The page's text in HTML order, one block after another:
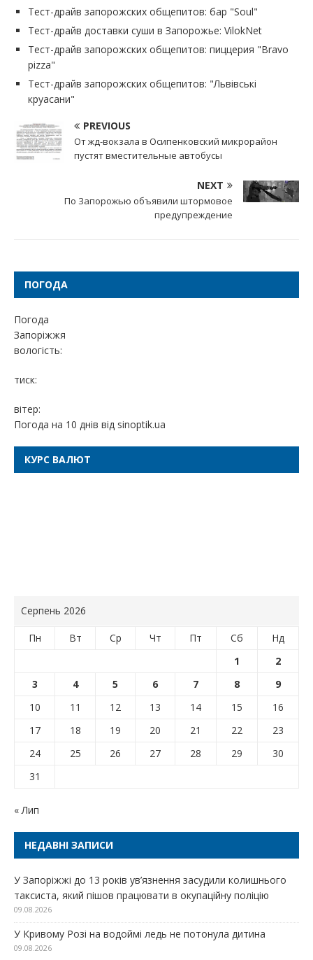
Тест-драйв запорожских общепитов: бар "Soul"
Тест-драйв доставки суши в Запорожье: VilokNet
Тест-драйв запорожских общепитов: пиццерия "Bravo
pizza"
Тест-драйв запорожских общепитов: "Львівські
круасани"
PREVIOUS
От жд-вокзала в Осипенковский микрорайон
пустят вместительные автобусы
NEXT
По Запорожью объявили штормовое
предупреждение
ПОГОДА
Погода
Запоріжжя
вологість:
тиск:
вітер:
Погода на 10 днів від sinoptik.ua
КУРС ВАЛЮТ
Серпень 2026
Пн Вт Ср Чт Пт Сб
Нд
1
2
3
4 5 6 7 8
9
10
11 12 13 14 15
16
17
18 19 20 21 22
23
24
25 26 27 28 29
30
31
« Лип
НЕДАВНІ ЗАПИСИ
У Запоріжжі до 13 років ув’язнення засудили колишнього
таксиста, який пішов працювати в окупаційну поліцію
09.08.2026
У Кривому Розі на водоймі ледь не потонула дитина
09.08.2026